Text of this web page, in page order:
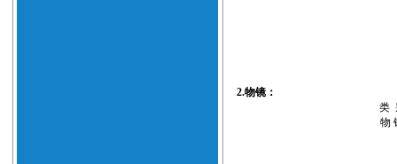
2.物镜：
类
物